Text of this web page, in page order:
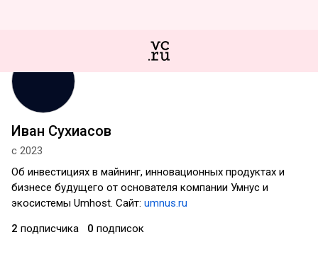
Иван Сухиасов
с 2023
Об инвестициях в майнинг, инновационных продуктах и
бизнесе будущего от основателя компании Умнус и
экосистемы Umhost. Сайт: umnus.ru
2 подписчика 0 подписок